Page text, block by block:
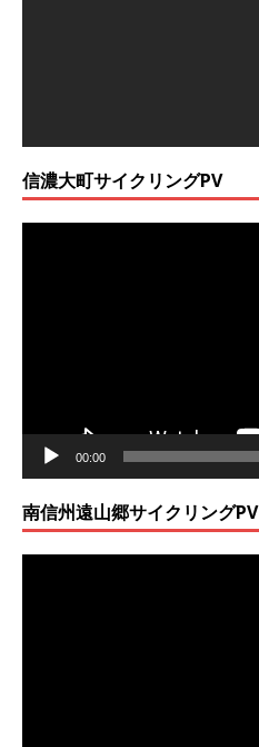
信濃大町サイクリングPV
00:00
南信州遠山郷サイクリングPV